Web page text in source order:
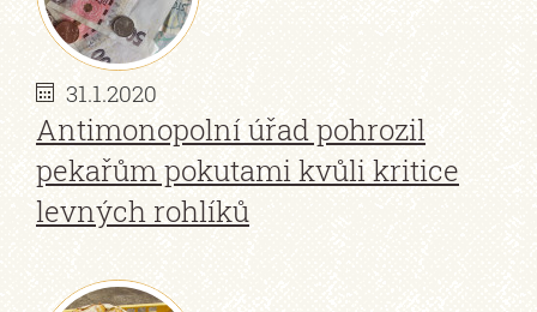
31.1.2020
Antimonopolní úřad pohrozil
pekařům pokutami kvůli kritice
levných rohlíků